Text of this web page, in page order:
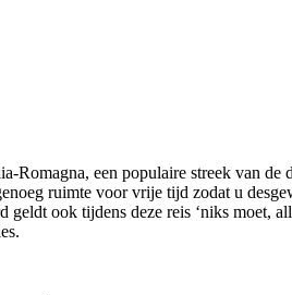
Romagna, een populaire streek van
ruimte voor vrije tijd zodat u
ook tijdens deze reis ‘niks moet,